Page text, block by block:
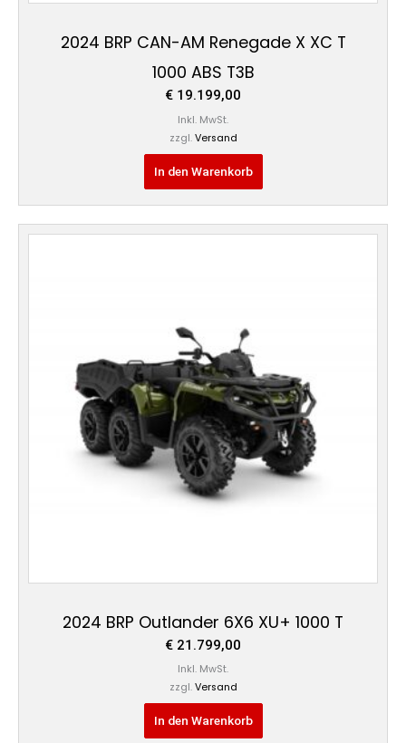
2024 BRP CAN-AM Renegade X XC T
1000 ABS T3B
€ 19.199,00
Inkl. MwSt.
zzgl. Versand
In den Warenkorb
2024 BRP Outlander 6X6 XU+ 1000 T
€ 21.799,00
Inkl. MwSt.
zzgl. Versand
In den Warenkorb